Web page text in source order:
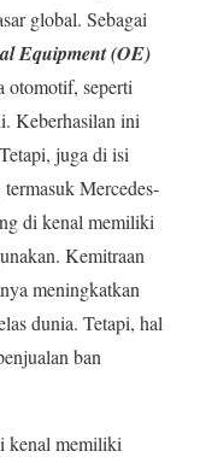
global. Sebagai
Equipment (OE)
otomotif, seperti
Keberhasilan ini
juga di isi
Mercedes-
di kenal memiliki
Kemitraan
meningkatkan
dunia. Tetapi, hal
ban
kenal memiliki